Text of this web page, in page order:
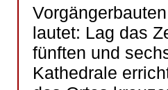
lautet: Lag das
fünften und
Kathedrale